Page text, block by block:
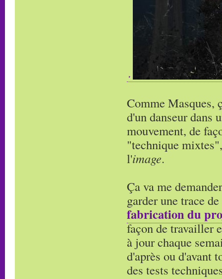
Comme Masques,
d'un danseur dans
mouvement, de
"technique
l'image.
Ça va me
garder une trace
fabrication du
façon de travailler
à jour chaque
d'après ou d'avant
des tests